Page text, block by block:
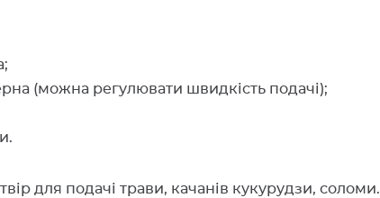
(можна регулювати швидкість подачі);
для подачі трави, качанів кукурудзи, соломи.